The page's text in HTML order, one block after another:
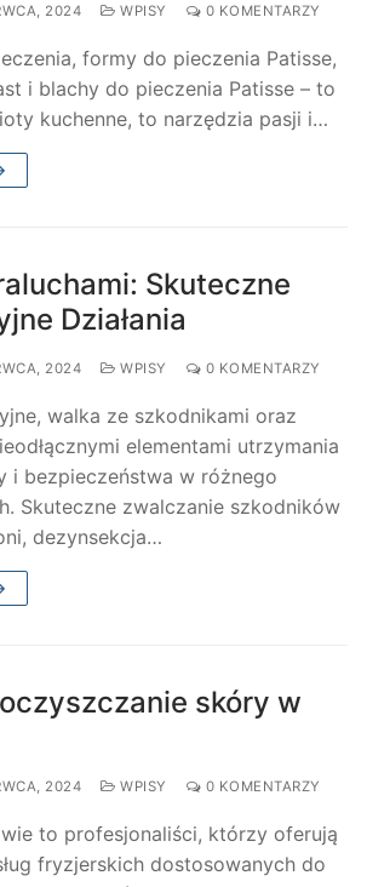
2024 WPISY 0 KOMENTARZY
formy do pieczenia Patisse,
i blachy do pieczenia Patisse – to
kuchenne, to narzędzia pasji i…
Skuteczne
Działania
2024 WPISY 0 KOMENTARZY
walka ze szkodnikami oraz
elementami utrzymania
i bezpieczeństwa w różnego
Skuteczne zwalczanie szkodników
dezynsekcja…
skóry w
2024 WPISY 0 KOMENTARZY
to profesjonaliści, którzy oferują
fryzjerskich dostosowanych do